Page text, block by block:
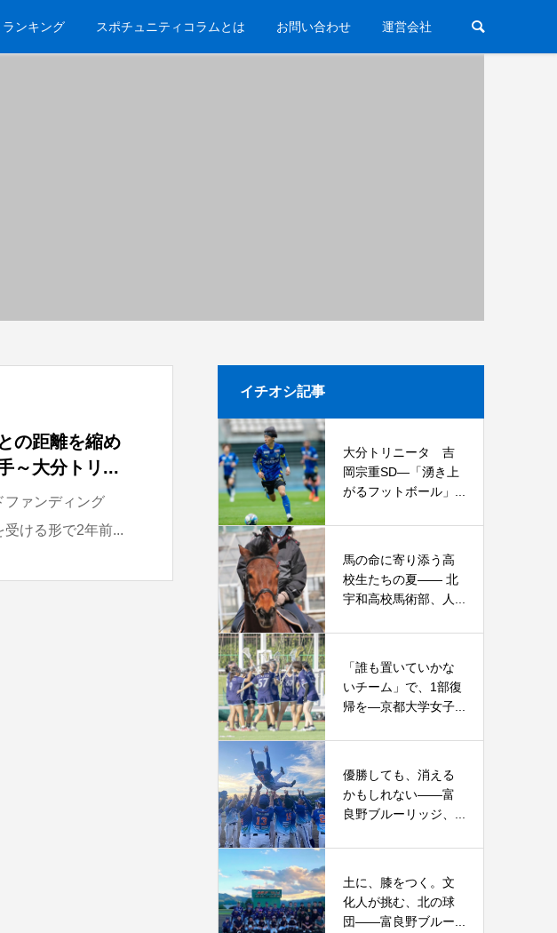
ランキング スポチュニティコラムとは お問い合わせ 運営会社
の距離を縮め
～大分トリ...
ファンディング
受ける形で2年前...
イチオシ記事
大分トリニータ 吉
岡宗重SD―「湧き上
がるフットボール」...
馬の命に寄り添う高
校生たちの夏—— 北
宇和高校馬術部、人...
「誰も置いていかな
いチーム」で、1部復
帰を―京都大学女子...
優勝しても、消える
かもしれない――富
良野ブルーリッジ、...
土に、膝をつく。文
化人が挑む、北の球
団――富良野ブルー...